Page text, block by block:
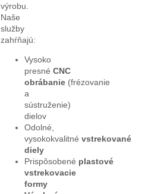
výrobu.
Naše
služby
zahŕňajú:
Vysoko
presné CNC
obrábanie (frézovanie
a
sústruženie)
dielov
Odolné,
vysokokvalitné vstrekované
diely
Prispôsobené plastové
vstrekovacie
formy